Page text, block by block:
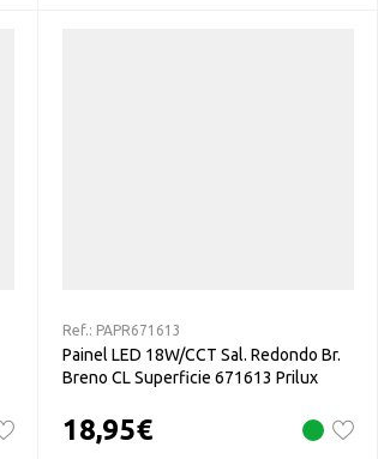
Ref.: PAPR671613
Painel LED 18W/CCT Sal. Redondo Br.
Breno CL Superficie 671613 Prilux
18,95€